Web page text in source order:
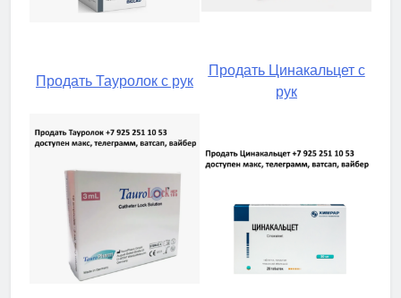
Продать Тауролок с рук
Продать Цинакальцет с
рук